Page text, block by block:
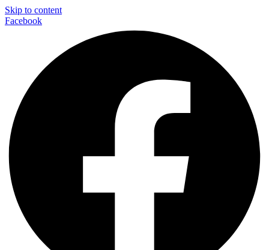
Skip to content
Facebook